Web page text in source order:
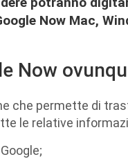
Now Mac,
Now
che permette di
le relative